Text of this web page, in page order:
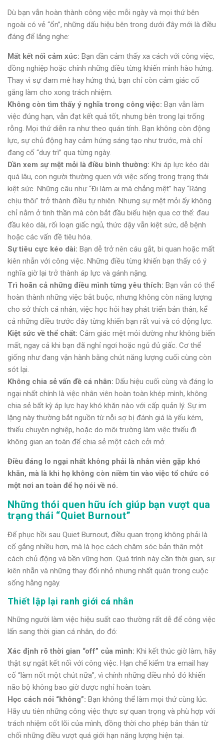
Dù bạn vẫn hoàn thành công việc mỗi ngày và mọi thứ bên
ngoài có vẻ “ổn”, những dấu hiệu bên trong dưới đây mới là điều
đáng để lắng nghe:
Mất kết nối cảm xúc: Bạn dần cảm thấy xa cách với công việc,
đồng nghiệp hoặc chính những điều từng khiến mình hào hứng.
Thay vì sự đam mê hay hứng thú, bạn chỉ còn cảm giác cố
gắng làm cho xong trách nhiệm.
Không còn tìm thấy ý nghĩa trong công việc: Bạn vẫn làm
việc đúng hạn, vẫn đạt kết quả tốt, nhưng bên trong lại trống
rỗng. Mọi thứ diễn ra như theo quán tính. Bạn không còn động
lực, sự chủ động hay cảm hứng sáng tạo như trước, mà chỉ
đang cố “duy trì” qua từng ngày.
Dần xem sự mệt mỏi là điều bình thường: Khi áp lực kéo dài
quá lâu, con người thường quen với việc sống trong trạng thái
kiệt sức. Những câu như “Đi làm ai mà chẳng mệt” hay “Ráng
chịu thôi” trở thành điều tự nhiên. Nhưng sự mệt mỏi ấy không
chỉ nằm ở tinh thần mà còn bắt đầu biểu hiện qua cơ thể: đau
đầu kéo dài, rối loạn giấc ngủ, thức dậy vẫn kiệt sức, dễ bệnh
hoặc các vấn đề tiêu hóa.
Sự tiêu cực kéo dài: Bạn dễ trở nên cáu gắt, bi quan hoặc mất
kiên nhẫn với công việc. Những điều từng khiến bạn thấy có ý
nghĩa giờ lại trở thành áp lực và gánh nặng.
Trì hoãn cả những điều mình từng yêu thích: Bạn vẫn có thể
hoàn thành những việc bắt buộc, nhưng không còn năng lượng
cho sở thích cá nhân, việc học hỏi hay phát triển bản thân, kể
cả những điều trước đây từng khiến bạn rất vui và có động lực.
Kiệt sức về thể chất: Cảm giác mệt mỏi dường như không biến
mất, ngay cả khi bạn đã nghỉ ngơi hoặc ngủ đủ giấc. Cơ thể
giống như đang vận hành bằng chút năng lượng cuối cùng còn
sót lại.
Không chia sẻ vấn đề cá nhân: Dấu hiệu cuối cùng và đáng lo
ngại nhất chính là việc nhân viên hoàn toàn khép mình, không
chia sẻ bất kỳ áp lực hay khó khăn nào với cấp quản lý. Sự im
lặng này thường bắt nguồn từ nỗi sợ bị đánh giá là yếu kém,
thiếu chuyên nghiệp, hoặc do môi trường làm việc thiếu đi
không gian an toàn để chia sẻ một cách cởi mở.
Điều đáng lo ngại nhất không phải là nhân viên gặp khó
khăn, mà là khi họ không còn niềm tin vào việc tổ chức có
một nơi an toàn để họ nói về nó.
Những thói quen hữu ích giúp bạn vượt qua
trạng thái “Quiet Burnout”
Để phục hồi sau Quiet Burnout, điều quan trọng không phải là
cố gắng nhiều hơn, mà là học cách chăm sóc bản thân một
cách chủ động và bền vững hơn. Quá trình này cần thời gian, sự
kiên nhẫn và những thay đổi nhỏ nhưng nhất quán trong cuộc
sống hằng ngày.
Thiết lập lại ranh giới cá nhân
Những người làm việc hiệu suất cao thường rất dễ để công việc
lấn sang thời gian cá nhân, do đó:
Xác định rõ thời gian “off” của mình: Khi kết thúc giờ làm, hãy
thật sự ngắt kết nối với công việc. Hạn chế kiểm tra email hay
cố “làm nốt một chút nữa”, vì chính những điều nhỏ đó khiến
não bộ không bao giờ được nghỉ hoàn toàn.
Học cách nói “không”: Bạn không thể làm mọi thứ cùng lúc.
Hãy ưu tiên những công việc thực sự quan trọng và phù hợp với
trách nhiệm cốt lõi của mình, đồng thời cho phép bản thân từ
chối những điều vượt quá giới hạn năng lượng hiện tại.